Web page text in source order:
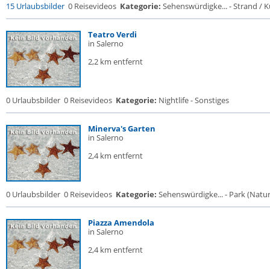
15 Urlaubsbilder 0 Reisevideos Kategorie: Sehenswürdigke... - Strand /
Teatro Verdi
in Salerno
2,2 km entfernt
0 Urlaubsbilder 0 Reisevideos Kategorie: Nightlife - Sonstiges
Minerva's Garten
in Salerno
2,4 km entfernt
0 Urlaubsbilder 0 Reisevideos Kategorie: Sehenswürdigke... - Park
Piazza Amendola
in Salerno
2,4 km entfernt